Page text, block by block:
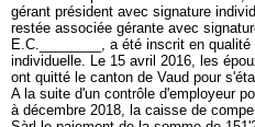
gérant président avec signature
restée associée gérante avec
E.C.________, a été inscrit en
individuelle. Le 15 avril 2016, les
ont quitté le canton de Vaud pour
A la suite d'un contrôle d'employeur
à décembre 2018, la caisse de